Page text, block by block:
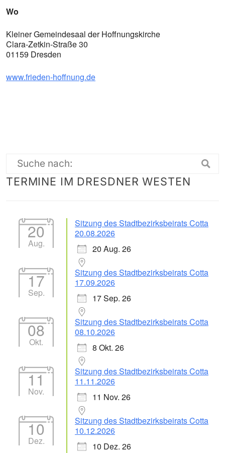
Wo
Kleiner Gemeindesaal der Hoffnungskirche
Clara-Zetkin-Straße 30
01159 Dresden
www.frieden-hoffnung.de
Suche
nach:
TERMINE IM DRESDNER WESTEN
20
Aug.
Sitzung des Stadtbezirksbeirats Cotta
20.08.2026
20 Aug. 26
17
Sep.
Sitzung des Stadtbezirksbeirats Cotta
17.09.2026
17 Sep. 26
08
Okt.
Sitzung des Stadtbezirksbeirats Cotta
08.10.2026
8 Okt. 26
11
Nov.
Sitzung des Stadtbezirksbeirats Cotta
11.11.2026
11 Nov. 26
10
Dez.
Sitzung des Stadtbezirksbeirats Cotta
10.12.2026
10 Dez. 26